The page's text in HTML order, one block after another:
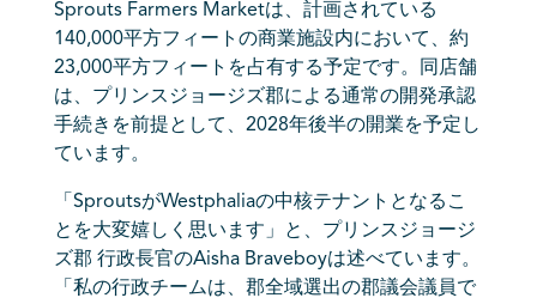
Sprouts Farmers Marketは、計画されている
140,000平方フィートの商業施設内において、約
23,000平方フィートを占有する予定です。同店舗
は、プリンスジョージズ郡による通常の開発承認
手続きを前提として、2028年後半の開業を予定し
ています。
「SproutsがWestphaliaの中核テナントとなるこ
とを大変嬉しく思います」と、プリンスジョージ
ズ郡 行政長官のAisha Braveboyは述べています。
「私の行政チームは、郡全域選出の郡議会議員で